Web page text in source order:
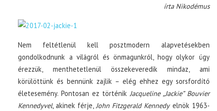
írta Nikodémus
Nem feltétlenül kell posztmodern alapvetésekben
gondolkodnunk a világról és önmagunkról, hogy olykor úgy
érezzük, menthetetlenül összekeveredik mindaz, ami
körülöttünk és bennünk zajlik – elég ehhez egy sorsfordító
életesemény. Pontosan ez történikJacqueline „Jackie” Bouvier
Kennedyvel, akinek férje,John Fitzgerald Kennedyelnök 1963-